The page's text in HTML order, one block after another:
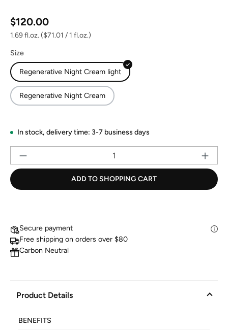
link.
Regular price:
$120.00
1.69 fl.oz. ($71.01 / 1 fl.oz.)
Size
Regenerative Night Cream light
Regenerative Night Cream
In stock, delivery time: 3-7 business days
ADD TO SHOPPING CART
Secure payment
Free shipping on orders over $80
Carbon Neutral
Product Details
BENEFITS